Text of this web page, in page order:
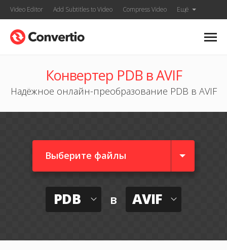
Video Editor Add Subtitles to Video Compress Video Ещё
Конвертер PDB в AVIF
Надёжное онлайн-преобразование PDB в AVIF
Выберите файлы
PDB в AVIF